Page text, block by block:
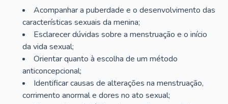
Acompanhar a puberdade e o desenvolvimento das
características sexuais da menina;
Esclarecer dúvidas sobre a menstruação e o início
da vida sexual;
Orientar quanto à escolha de um método
anticoncepcional;
Identificar causas de alterações na menstruação,
corrimento anormal e dores no ato sexual;